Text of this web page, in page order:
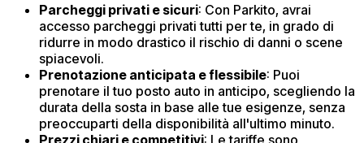
Parcheggi privati e sicuri: Con Parkito, avrai
accesso parcheggi privati tutti per te, in grado di
ridurre in modo drastico il rischio di danni o scene
spiacevoli.​
Prenotazione anticipata e flessibile: Puoi
prenotare il tuo posto auto in anticipo, scegliendo la
durata della sosta in base alle tue esigenze, senza
preoccuparti della disponibilità all'ultimo minuto.​
Prezzi chiari e competitivi: Le tariffe sono